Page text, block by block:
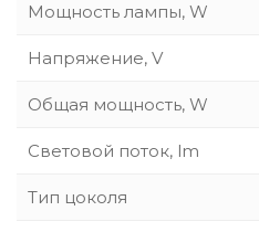
Мощность лампы, W
Напряжение, V
Общая мощность, W
Световой поток, lm
Тип цоколя